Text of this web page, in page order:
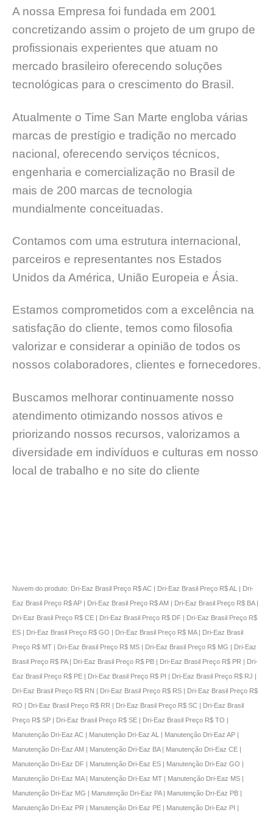
A nossa Empresa foi fundada em 2001
concretizando assim o projeto de um grupo de
profissionais experientes que atuam no
mercado brasileiro oferecendo soluções
tecnológicas para o crescimento do Brasil.
Atualmente o Time San Marte engloba várias
marcas de prestígio e tradição no mercado
nacional, oferecendo serviços técnicos,
engenharia e comercialização no Brasil de
mais de 200 marcas de tecnologia
mundialmente conceituadas.
Contamos com uma estrutura internacional,
parceiros e representantes nos Estados
Unidos da América, União Europeia e Ásia.
Estamos comprometidos com a excelência na
satisfação do cliente, temos como filosofia
valorizar e considerar a opinião de todos os
nossos colaboradores, clientes e fornecedores.
Buscamos melhorar continuamente nosso
atendimento otimizando nossos ativos e
priorizando nossos recursos, valorizamos a
diversidade em indivíduos e culturas em nosso
local de trabalho e no site do cliente
Nuvem do produto: Dri-Eaz Brasil Preço R$ AC | Dri-Eaz Brasil Preço R$ AL | Dri-
Eaz Brasil Preço R$ AP | Dri-Eaz Brasil Preço R$ AM | Dri-Eaz Brasil Preço R$ BA |
Dri-Eaz Brasil Preço R$ CE | Dri-Eaz Brasil Preço R$ DF | Dri-Eaz Brasil Preço R$
ES | Dri-Eaz Brasil Preço R$ GO | Dri-Eaz Brasil Preço R$ MA | Dri-Eaz Brasil
Preço R$ MT | Dri-Eaz Brasil Preço R$ MS | Dri-Eaz Brasil Preço R$ MG | Dri-Eaz
Brasil Preço R$ PA | Dri-Eaz Brasil Preço R$ PB | Dri-Eaz Brasil Preço R$ PR | Dri-
Eaz Brasil Preço R$ PE | Dri-Eaz Brasil Preço R$ PI | Dri-Eaz Brasil Preço R$ RJ |
Dri-Eaz Brasil Preço R$ RN | Dri-Eaz Brasil Preço R$ RS | Dri-Eaz Brasil Preço R$
RO | Dri-Eaz Brasil Preço R$ RR | Dri-Eaz Brasil Preço R$ SC | Dri-Eaz Brasil
Preço R$ SP | Dri-Eaz Brasil Preço R$ SE | Dri-Eaz Brasil Preço R$ TO |
Manutenção Dri-Eaz AC | Manutenção Dri-Eaz AL | Manutenção Dri-Eaz AP |
Manutenção Dri-Eaz AM | Manutenção Dri-Eaz BA | Manutenção Dri-Eaz CE |
Manutenção Dri-Eaz DF | Manutenção Dri-Eaz ES | Manutenção Dri-Eaz GO |
Manutenção Dri-Eaz MA | Manutenção Dri-Eaz MT | Manutenção Dri-Eaz MS |
Manutenção Dri-Eaz MG | Manutenção Dri-Eaz PA | Manutenção Dri-Eaz PB |
Manutenção Dri-Eaz PR | Manutenção Dri-Eaz PE | Manutenção Dri-Eaz PI |